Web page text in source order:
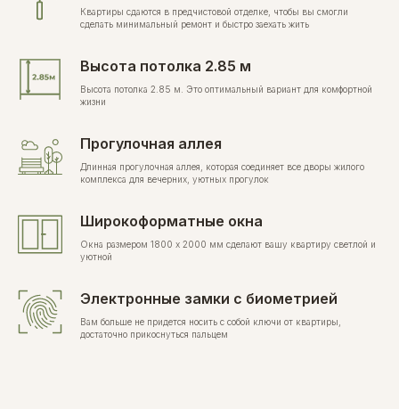
Квартиры сдаются в предчистовой отделке, чтобы вы смогли
сделать минимальный ремонт и быстро заехать жить
Высота потолка 2.85 м
Высота потолка 2.85 м. Это оптимальный вариант для комфортной
жизни
Прогулочная аллея
Длинная прогулочная аллея, которая соединяет все дворы жилого
комплекса для вечерних, уютных прогулок
Широкоформатные окна
Окна размером 1800 х 2000 мм сделают вашу квартиру светлой и
уютной
Электронные замки с биометрией
Вам больше не придется носить с собой ключи от квартиры,
достаточно прикоснуться пальцем